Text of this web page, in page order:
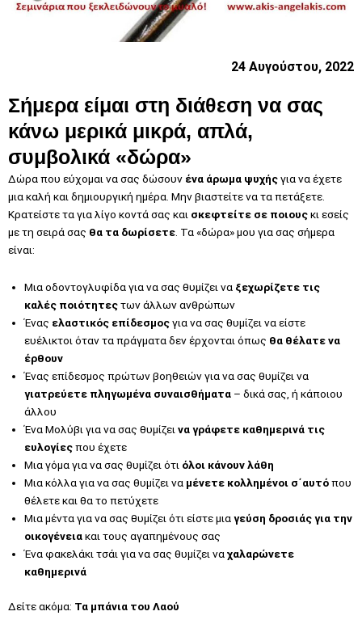
24 Αυγούστου, 2022
Σήμερα είμαι στη διάθεση να σας
κάνω μερικά μικρά, απλά,
συμβολικά «δώρα»
Δώρα που εύχομαι να σας δώσουν ένα άρωμα ψυχήςγια να έχετε
μια καλή και δημιουργική ημέρα. Μην βιαστείτε να τα πετάξετε.
Κρατείστε τα για λίγο κοντά σας και σκεφτείτε σε ποιουςκι εσείς
με τη σειρά σας θα τα δωρίσετε. Τα «δώρα» μου για σας σήμερα
είναι:
Μια οδοντογλυφίδα για να σας θυμίζει να ξεχωρίζετε τις
καλές ποιότητεςτων άλλων ανθρώπων
Ένας ελαστικός επίδεσμοςγια να σας θυμίζει να είστε
ευέλικτοι όταν τα πράγματα δεν έρχονται όπως θα θέλατε να
έρθουν
Ένας επίδεσμος πρώτων βοηθειών για να σας θυμίζει να
γιατρεύετε πληγωμένα συναισθήματα – δικά σας, ή κάποιου
άλλου
Ένα Μολύβι για να σας θυμίζεινα γράφετε καθημερινά τις
ευλογίεςπου έχετε
Μια γόμα για να σας θυμίζει ότι όλοι κάνουν λάθη
Μια κόλλα για να σας θυμίζει να μένετε κολλημένοι σ΄αυτόπου
θέλετε και θα το πετύχετε
Μια μέντα για να σας θυμίζει ότι είστε μιαγεύση δροσιάς για την
οικογένειακαι τους αγαπημένους σας
Ένα φακελάκι τσάι για να σας θυμίζει ναχαλαρώνετε
καθημερινά
Δείτε ακόμα: Τα μπάνια του Λαού